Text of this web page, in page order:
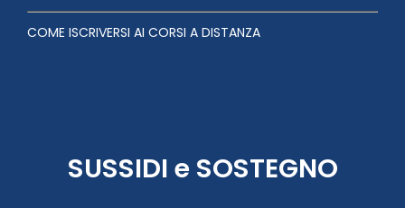
COME ISCRIVERSI AI CORSI A DISTANZA
SUSSIDI e SOSTEGNO